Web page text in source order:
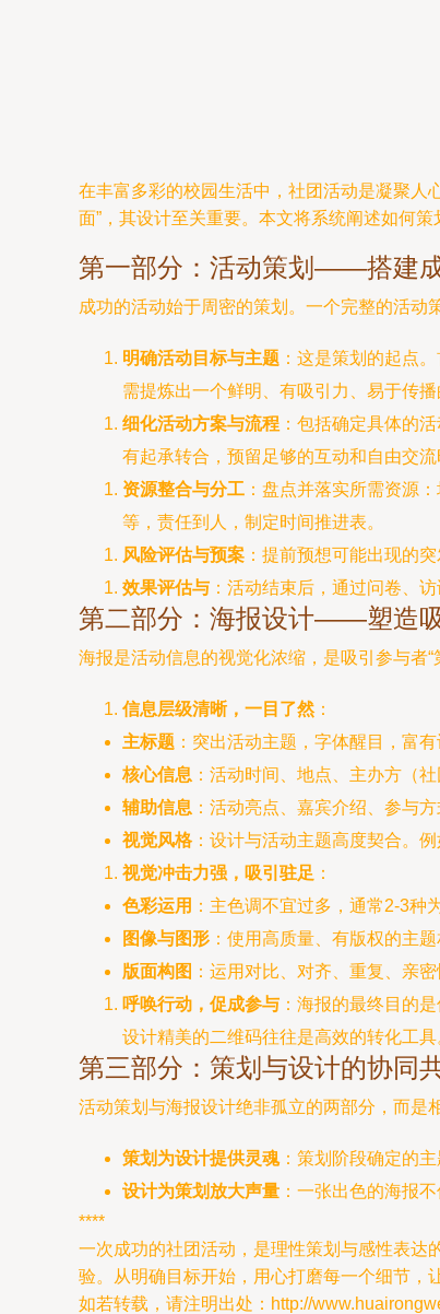
在丰富多彩的校园生活中，社团活动是凝聚人
面”，其设计至关重要。本文将系统阐述如何
第一部分：活动策划——搭建
成功的活动始于周密的策划。一个完整的活动
明确活动目标与主题 ：这是策划的起点
需提炼出一个鲜明、有吸引力、易于传播
细化活动方案与流程 ：包括确定具体的
有起承转合，预留足够的互动和自由交流
资源整合与分工 ：盘点并落实所需资源
等，责任到人，制定时间推进表。
风险评估与预案 ：提前预想可能出现的
效果评估与 ：活动结束后，通过问卷、
第二部分：海报设计——塑造
海报是活动信息的视觉化浓缩，是吸引参与者
信息层级清晰，一目了然：
主标题 ：突出活动主题，字体醒目，富
核心信息 ：活动时间、地点、主办方（
辅助信息 ：活动亮点、嘉宾介绍、参与
视觉风格：设计与活动主题高度契合。
视觉冲击力强，吸引驻足 ：
色彩运用 ：主色调不宜过多，通常2-3种
图像与图形 ：使用高质量、有版权的主
版面构图 ：运用对比、对齐、重复、亲
呼唤行动，促成参与 ：海报的最终目的
设计精美的二维码往往是高效的转化工具
第三部分：策划与设计的协同
活动策划与海报设计绝非孤立的两部分，而是
策划为设计提供灵魂：策划阶段确定的
设计为策划放大声量 ：一张出色的海报
****
一次成功的社团活动，是理性策划与感性表达
验。从明确目标开始，用心打磨每一个细节，
如若转载，请注明出处：http://